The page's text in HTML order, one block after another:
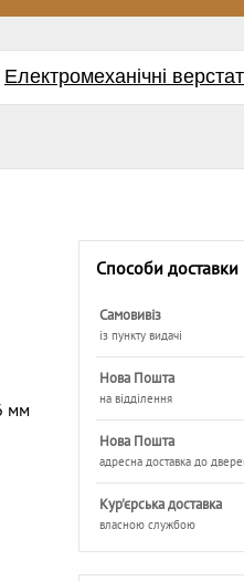
Електромеханічні верстати для
мм
Способи доставки
Самовивіз
із пункту видачі
Нова Пошта
на відділення
Нова Пошта
адресна доставка до
Кур'єрська доставка
власною службою